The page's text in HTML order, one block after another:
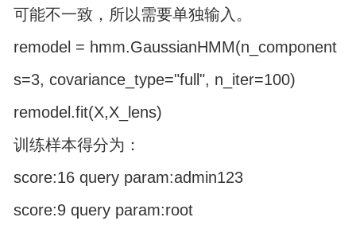
可能不一致，所以需要单独输入。
remodel = hmm.GaussianHMM(n_component
s=3, covariance_type="full", n_iter=100)
remodel.fit(X,X_lens)
训练样本得分为：
score:16 query param:admin123
score:9 query param:root